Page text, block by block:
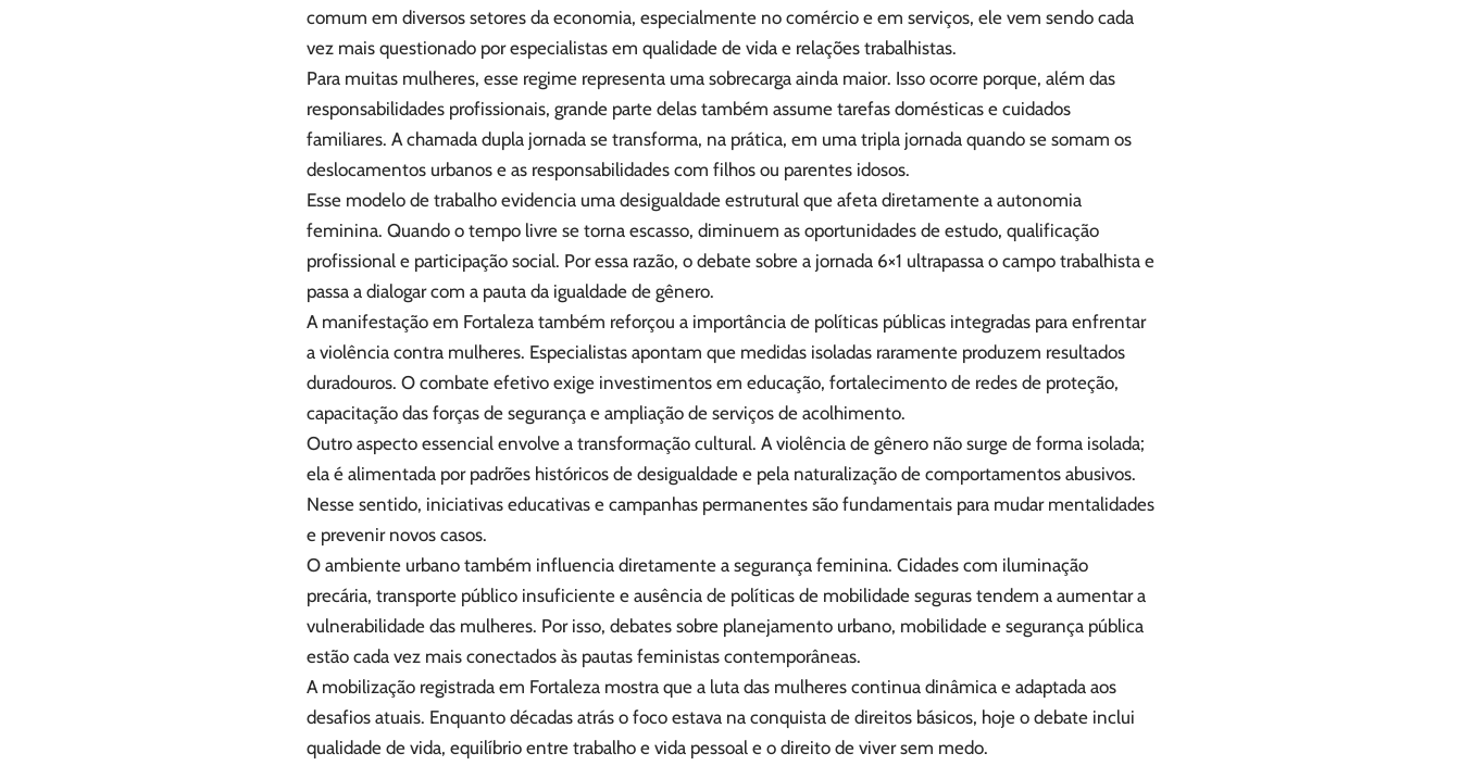
comum em diversos setores da economia, especialmente no comércio e em serviços, ele vem sendo cada
vez mais questionado por especialistas em qualidade de vida e relações trabalhistas.
Para muitas mulheres, esse regime representa uma sobrecarga ainda maior. Isso ocorre porque, além das
responsabilidades profissionais, grande parte delas também assume tarefas domésticas e cuidados
familiares. A chamada dupla jornada se transforma, na prática, em uma tripla jornada quando se somam os
deslocamentos urbanos e as responsabilidades com filhos ou parentes idosos.
Esse modelo de trabalho evidencia uma desigualdade estrutural que afeta diretamente a autonomia
feminina. Quando o tempo livre se torna escasso, diminuem as oportunidades de estudo, qualificação
profissional e participação social. Por essa razão, o debate sobre a jornada 6×1 ultrapassa o campo trabalhista e
passa a dialogar com a pauta da igualdade de gênero.
A manifestação em Fortaleza também reforçou a importância de políticas públicas integradas para enfrentar
a violência contra mulheres. Especialistas apontam que medidas isoladas raramente produzem resultados
duradouros. O combate efetivo exige investimentos em educação, fortalecimento de redes de proteção,
capacitação das forças de segurança e ampliação de serviços de acolhimento.
Outro aspecto essencial envolve a transformação cultural. A violência de gênero não surge de forma isolada;
ela é alimentada por padrões históricos de desigualdade e pela naturalização de comportamentos abusivos.
Nesse sentido, iniciativas educativas e campanhas permanentes são fundamentais para mudar mentalidades
e prevenir novos casos.
O ambiente urbano também influencia diretamente a segurança feminina. Cidades com iluminação
precária, transporte público insuficiente e ausência de políticas de mobilidade seguras tendem a aumentar a
vulnerabilidade das mulheres. Por isso, debates sobre planejamento urbano, mobilidade e segurança pública
estão cada vez mais conectados às pautas feministas contemporâneas.
A mobilização registrada em Fortaleza mostra que a luta das mulheres continua dinâmica e adaptada aos
desafios atuais. Enquanto décadas atrás o foco estava na conquista de direitos básicos, hoje o debate inclui
qualidade de vida, equilíbrio entre trabalho e vida pessoal e o direito de viver sem medo.